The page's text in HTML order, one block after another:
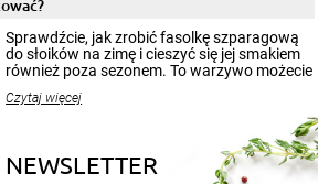
patenty, które pozwolą zachować świeżość
przetworów.
Sprawdźcie, jak zrobić fasolkę szparagową
do słoików na zimę i cieszyć się jej smakiem
również poza sezonem. To warzywo możecie
nasze propozycje!
Czytaj więcej
NEWSLETTER